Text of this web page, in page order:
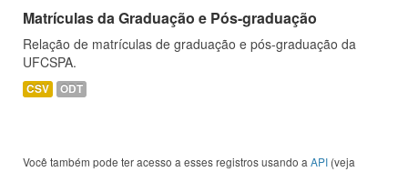
Matrículas da Graduação e Pós-graduação
Relação de matrículas de graduação e pós-graduação da
UFCSPA.
CSV ODT
Você também pode ter acesso a esses registros usando a API (veja